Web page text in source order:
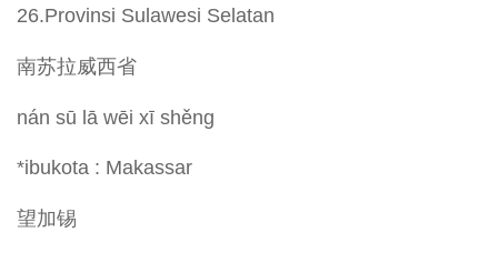
26.Provinsi Sulawesi Selatan
南苏拉威西省
nán sū lā wēi xī shěng
*ibukota : Makassar
望加锡